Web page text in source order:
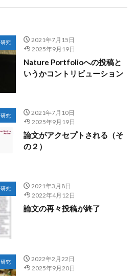
研究
2021年7月15日
2025年9月19日
Nature Portfolioへの投稿と
いうかコントリビューション
研究
2021年7月10日
2025年9月19日
論文がアクセプトされる（そ
の２）
研究
2021年3月8日
2022年4月12日
論文の再々投稿が終了
研究
2022年2月22日
2025年9月20日